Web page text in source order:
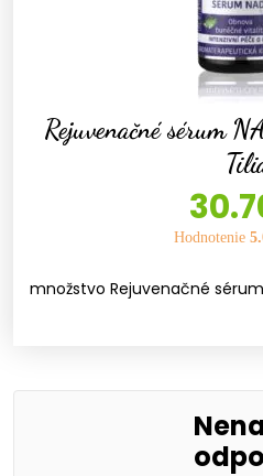
Rejuvenačné sérum
Hodnotenie
množstvo Rejuvenačné sérum